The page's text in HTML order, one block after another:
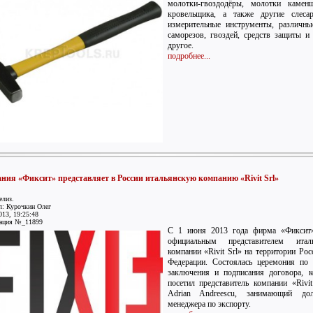
молотки-гвоздодёры, молотки
кровельщика, а также другие
измерительные инструменты,
саморезов, гвоздей, средств защиты и
другое.
подробнее...
«Фиксит» представляет в России итальянскую компанию «Rivit Srl»
Курочкин Олег
19:25:48
№_11899
С 1 июня 2013 года фирма
официальным представителем
компании «Rivit Srl» на территории
Федерации. Состоялась церемония по
заключения и подписания договора,
посетил представитель компании
Adrian Andreescu, занимающий
менеджера по экспорту.